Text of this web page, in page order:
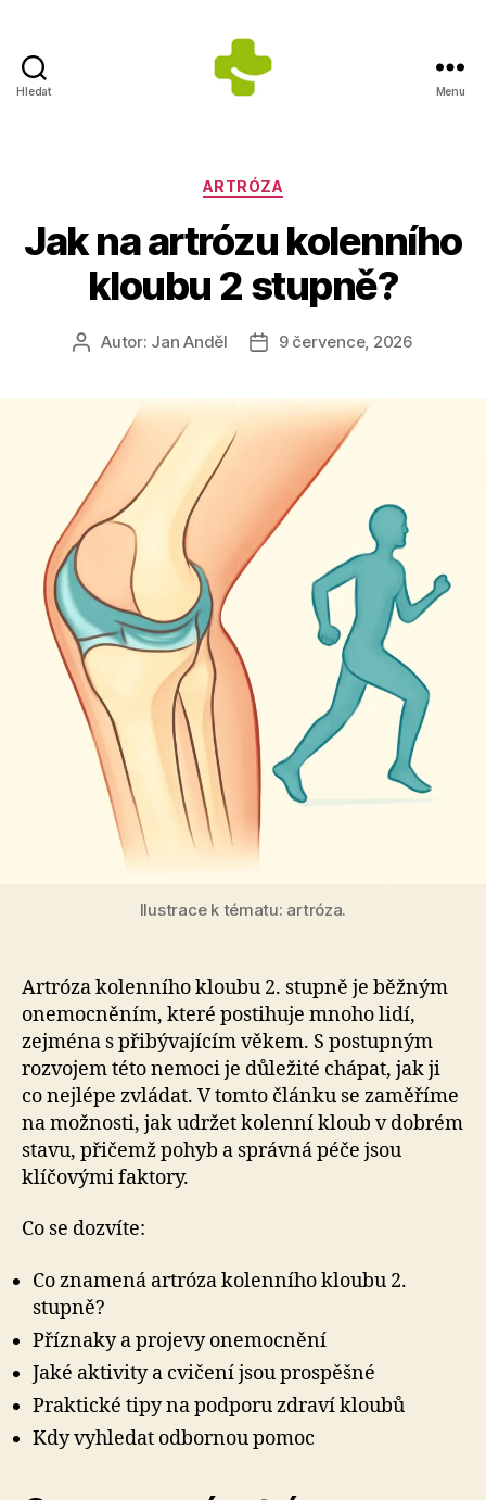
Hledat
Anděla
Menu
Rubriky
ARTRÓZA
Jak na artrózu kolenního
kloubu 2 stupně?
AutorAutor: Jan Anděl
Datum
9 července, 2026
Ilustrace k tématu: artróza.
Artróza kolenního kloubu 2. stupně je běžným
onemocněním, které postihuje mnoho lidí,
zejména s přibývajícím věkem. S postupným
rozvojem této nemoci je důležité chápat, jak ji
co nejlépe zvládat. V tomto článku se zaměříme
na možnosti, jak udržet kolenní kloub v dobrém
stavu, přičemž pohyb a správná péče jsou
klíčovými faktory.
Co se dozvíte:
Co znamená artróza kolenního kloubu 2.
stupně?
Příznaky a projevy onemocnění
Jaké aktivity a cvičení jsou prospěšné
Praktické tipy na podporu zdraví kloubů
Kdy vyhledat odbornou pomoc